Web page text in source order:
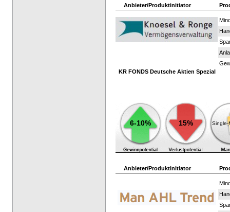
Anbieter/Produktinitiator
KR FONDS Deutsche Aktien Spezial
6-10% 15% Single-
Anbieter/Produktinitiator